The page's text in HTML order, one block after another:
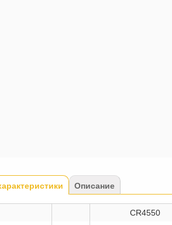
(активная
вкладка)
Описание
CR4550